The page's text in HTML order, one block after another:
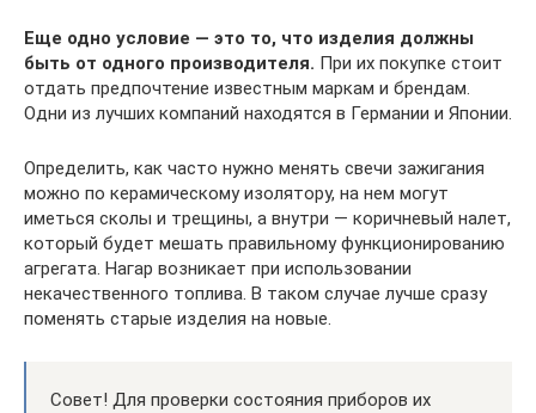
Еще одно условие — это то, что изделия должны
быть от одного производителя. При их покупке стоит
отдать предпочтение известным маркам и брендам.
Одни из лучших компаний находятся в Германии и Японии.
Определить, как часто нужно менять свечи зажигания
можно по керамическому изолятору, на нем могут
иметься сколы и трещины, а внутри — коричневый налет,
который будет мешать правильному функционированию
агрегата. Нагар возникает при использовании
некачественного топлива. В таком случае лучше сразу
поменять старые изделия на новые.
Совет! Для проверки состояния приборов их